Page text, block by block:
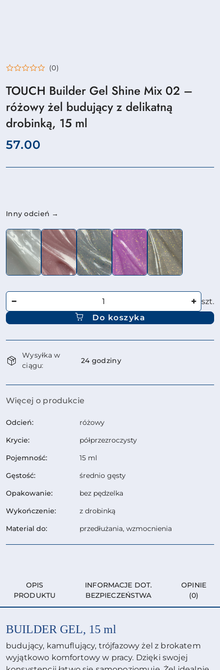
(0)
TOUCH Builder Gel Shine Mix 02 –
różowy żel budujący z delikatną
drobinką, 15 ml
cena:
57.00
Wariant
Inny odcień →
Ilość
szt.
Do koszyka
i
dostawa
Wysyłka w
ciągu:
24 godziny
Więcej o produkcie
Odcień:
różowy
Krycie:
półprzezroczysty
Pojemność:
15 ml
Gęstość:
średnio gęsty
Opakowanie:
bez pędzelka
Wykończenie:
z drobinką
Material do:
przedłużania, wzmocnienia
OPIS
PRODUKTU
INFORMACJE DOT.
BEZPIECZEŃSTWA
OPINIE
(0)
BUILDER GEL, 15 ml
budujący, kamuflujący, trójfazowy żel z brokatem
wyjątkowo komfortowy w pracy. Dzięki swojej